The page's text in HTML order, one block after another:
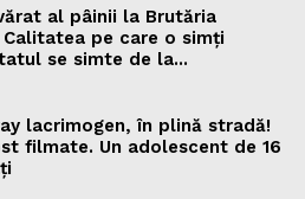
al pâinii la Brutăria
pe care o simți
se simte de la...
lacrimogen, în plină stradă!
filmate. Un adolescent de 16